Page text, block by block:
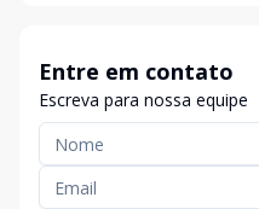
Entre em contato
Escreva para nossa equipe